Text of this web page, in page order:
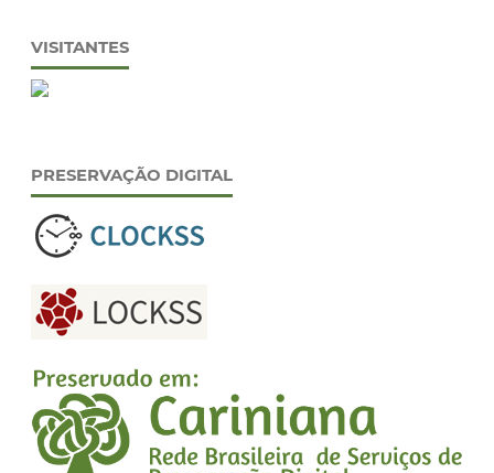
VISITANTES
PRESERVAÇÃO DIGITAL